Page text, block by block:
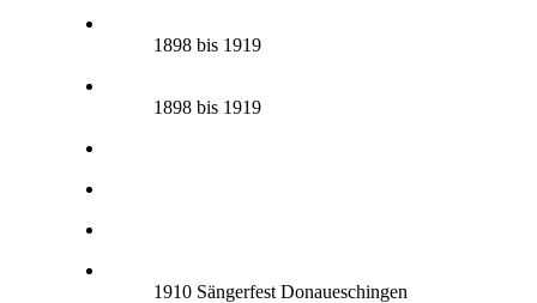
1898 bis 1919
1898 bis 1919
1910 Sängerfest Donaueschingen